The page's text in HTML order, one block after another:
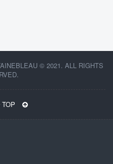
© 2021. ALL RIGHTS